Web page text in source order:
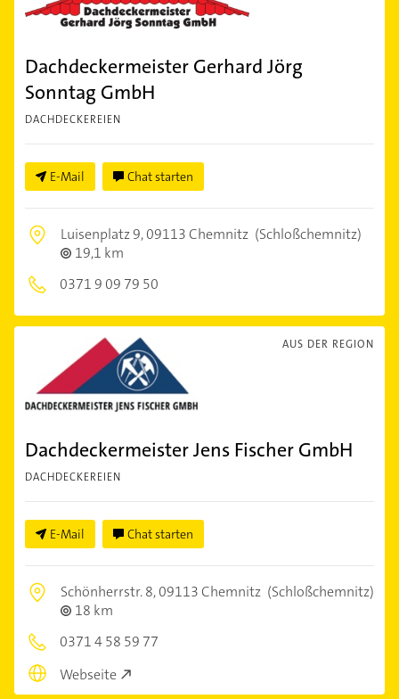
Dachdeckermeister Gerhard Jörg
Sonntag GmbH
DACHDECKEREIEN
E-Mail Chat starten
Luisenplatz 9,09113 Chemnitz (Schloßchemnitz)
19,1 km
0371 9 09 79 50
AUS DER REGION
Dachdeckermeister Jens Fischer GmbH
DACHDECKEREIEN
E-Mail Chat starten
Schönherrstr. 8,09113 Chemnitz (Schloßchemnitz)
18 km
0371 4 58 59 77
Webseite